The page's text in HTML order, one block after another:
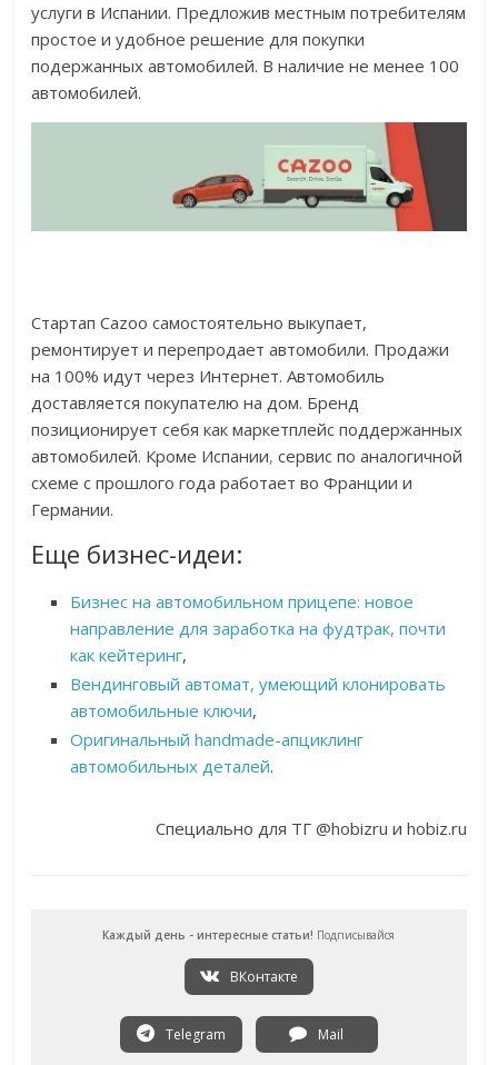
услуги в Испании. Предложив местным потребителям
простое и удобное решение для покупки
подержанных автомобилей. В наличие не менее 100
автомобилей.
Стартап Cazoo самостоятельно выкупает,
ремонтирует и перепродает автомобили. Продажи
на 100% идут через Интернет. Автомобиль
доставляется покупателю на дом. Бренд
позиционирует себя как маркетплейс поддержанных
автомобилей. Кроме Испании, сервис по аналогичной
схеме с прошлого года работает во Франции и
Германии.
Еще бизнес-идеи:
Бизнес на автомобильном прицепе: новое
направление для заработка на фудтрак, почти
как кейтеринг,
Вендинговый автомат, умеющий клонировать
автомобильные ключи,
Оригинальный handmade-апциклинг
автомобильных деталей.
Специально для ТГ @hobizru и hobiz.ru
Каждый день - интересные статьи! Подписывайся
ВКонтакте
Telegram Mail